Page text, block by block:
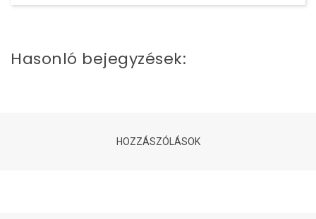
Hasonló bejegyzések:
HOZZÁSZÓLÁSOK